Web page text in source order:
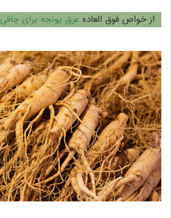
از خواص فوق العاده عرق یونجه برای چاقی